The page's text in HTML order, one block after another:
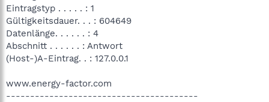
Eintragstyp . . . . . : 1
Gültigkeitsdauer. . . : 604649
Datenlänge. . . . . . : 4
Abschnitt . . . . . . : Antwort
(Host-)A-Eintrag. . : 127.0.0.1
www.energy-factor.com
----------------------------------------